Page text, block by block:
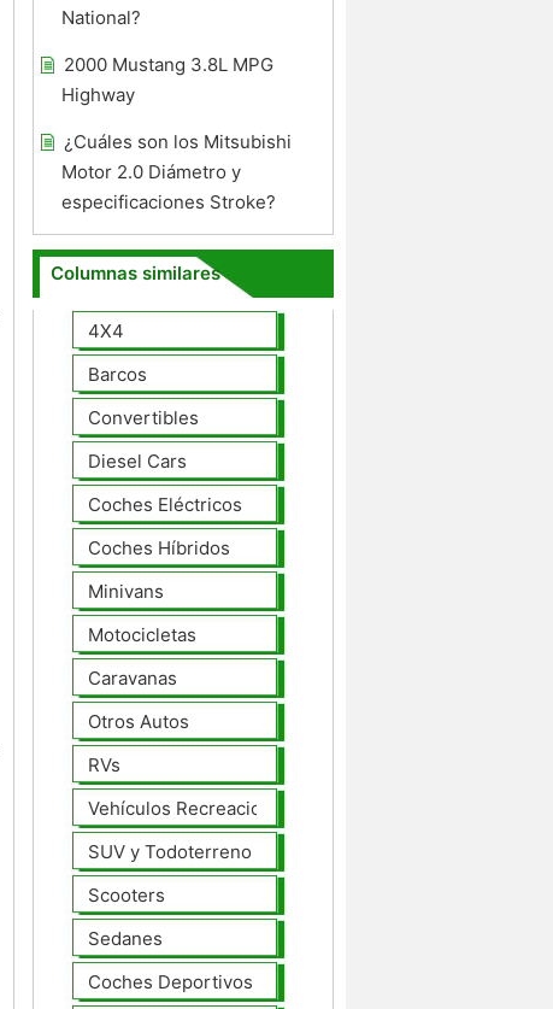
National?
2000 Mustang 3.8L MPG
Highway
¿Cuáles son los Mitsubishi
Motor 2.0 Diámetro y
especificaciones Stroke?
Columnas similares
4X4
Barcos
Convertibles
Diesel Cars
Coches Eléctricos
Coches Híbridos
Minivans
Motocicletas
Caravanas
Otros Autos
RVs
Vehículos Recreacionales
SUV y Todoterreno
Scooters
Sedanes
Coches Deportivos